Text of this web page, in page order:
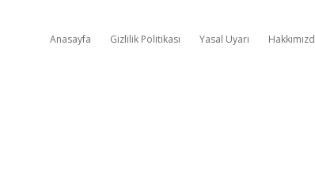
Anasayfa Gizlilik Politikası Yasal Uyarı